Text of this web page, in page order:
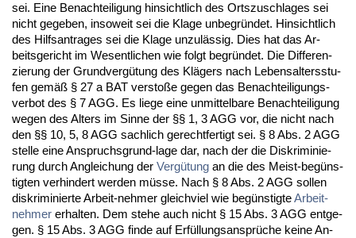
sei. Ei­ne Be­nach­tei­li­gung hin­sicht­lich des Orts­zu­schla­ges sei
nicht ge­ge­ben, in­so­weit sei die Kla­ge un­be­gründet. Hin­sicht­lich
des Hilfs­an­tra­ges sei die Kla­ge un­zulässig. Dies hat das Ar­
beits­ge­richt im We­sent­li­chen wie folgt be­gründet. Die Dif­fe­ren­
zie­rung der Grund­vergütung des Klägers nach Le­bens­al­ters­stu­
fen gemäß § 27 a BAT ver­s­toße ge­gen das Be­nach­tei­li­gungs­
ver­bot des § 7 AGG. Es lie­ge ei­ne un­mit­tel­ba­re Be­nach­tei­li­gung
we­gen des Al­ters im Sin­ne der §§ 1, 3 AGG vor, die nicht nach
den §§ 10, 5, 8 AGG sach­lich ge­recht­fer­tigt sei. § 8 Abs. 2 AGG
stel­le ei­ne An­spruchs­grund-la­ge dar, nach der die Dis­kri­mi­nie­
rung durch An­glei­chung der Vergütung an die des Meist-begüns­
tig­ten ver­hin­dert wer­den müsse. Nach § 8 Abs. 2 AGG sol­len
dis­kri­mi­nier­te Ar­beit-neh­mer gleich­viel wie begüns­tig­teAr­beit­
neh­mer er­hal­ten. Dem ste­he auch nicht § 15 Abs. 3 AGG ent­ge­
gen. § 15 Abs. 3 AGG fin­de auf Erfüllungs­ansprüche kei­ne An­